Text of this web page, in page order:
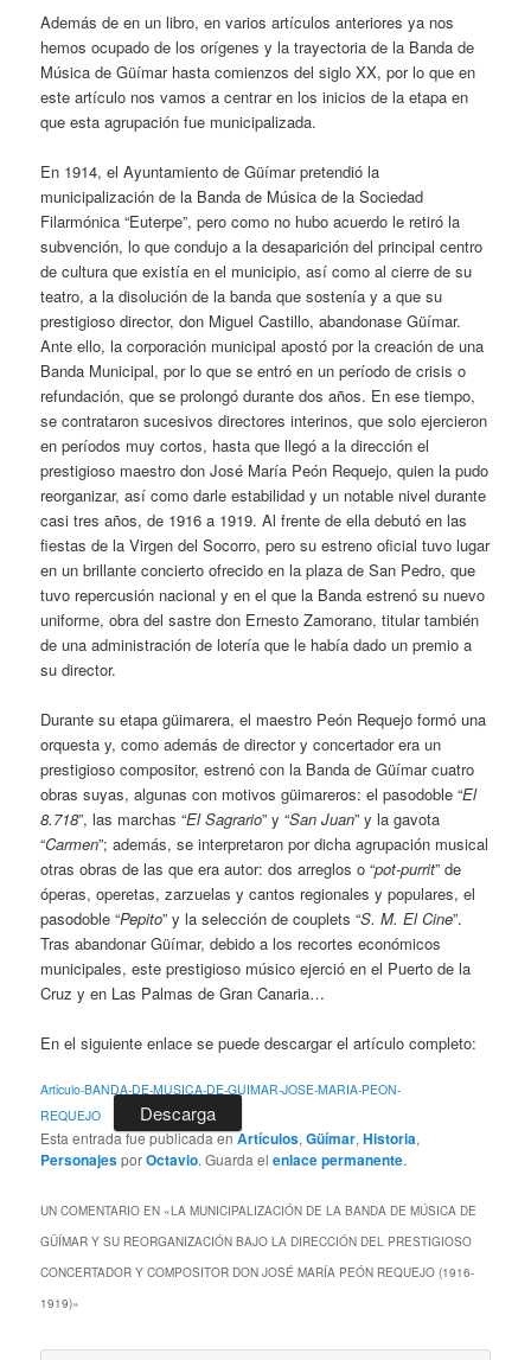
Además de en un libro, en varios artículos anteriores ya nos
hemos ocupado de los orígenes y la trayectoria de la Banda de
Música de Güímar hasta comienzos del siglo XX, por lo que en
este artículo nos vamos a centrar en los inicios de la etapa en
que esta agrupación fue municipalizada.
En 1914, el Ayuntamiento de Güímar pretendió la
municipalización de la Banda de Música de la Sociedad
Filarmónica “Euterpe”, pero como no hubo acuerdo le retiró la
subvención, lo que condujo a la desaparición del principal centro
de cultura que existía en el municipio, así como al cierre de su
teatro, a la disolución de la banda que sostenía y a que su
prestigioso director, don Miguel Castillo, abandonase Güímar.
Ante ello, la corporación municipal apostó por la creación de una
Banda Municipal, por lo que se entró en un período de crisis o
refundación, que se prolongó durante dos años. En ese tiempo,
se contrataron sucesivos directores interinos, que solo ejercieron
en períodos muy cortos, hasta que llegó a la dirección el
prestigioso maestro don José María Peón Requejo, quien la pudo
reorganizar, así como darle estabilidad y un notable nivel durante
casi tres años, de 1916 a 1919. Al frente de ella debutó en las
fiestas de la Virgen del Socorro, pero su estreno oficial tuvo lugar
en un brillante concierto ofrecido en la plaza de San Pedro, que
tuvo repercusión nacional y en el que la Banda estrenó su nuevo
uniforme, obra del sastre don Ernesto Zamorano, titular también
de una administración de lotería que le había dado un premio a
su director.
Durante su etapa güimarera, el maestro Peón Requejo formó una
orquesta y, como además de director y concertador era un
prestigioso compositor, estrenó con la Banda de Güímar cuatro
obras suyas, algunas con motivos güimareros: el pasodoble “El
8.718”, las marchas “El Sagrario” y “San Juan” y la gavota
“Carmen”; además, se interpretaron por dicha agrupación musical
otras obras de las que era autor: dos arreglos o “pot-purrit” de
óperas, operetas, zarzuelas y cantos regionales y populares, el
pasodoble “Pepito” y la selección de couplets “S. M. El Cine”.
Tras abandonar Güímar, debido a los recortes económicos
municipales, este prestigioso músico ejerció en el Puerto de la
Cruz y en Las Palmas de Gran Canaria…
En el siguiente enlace se puede descargar el artículo completo:
Articulo-BANDA-DE-MUSICA-DE-GUIMAR-JOSE-MARIA-PEON-
REQUEJO
Descarga
Esta entrada fue publicada enArtículos,Güímar,Historia,
PersonajesporOctavio. Guarda elenlace permanente.
UN COMENTARIO EN «LA MUNICIPALIZACIÓN DE LA BANDA DE MÚSICA DE
GÜÍMAR Y SU REORGANIZACIÓN BAJO LA DIRECCIÓN DEL PRESTIGIOSO
CONCERTADOR Y COMPOSITOR DON JOSÉ MARÍA PEÓN REQUEJO (1916-
1919)»